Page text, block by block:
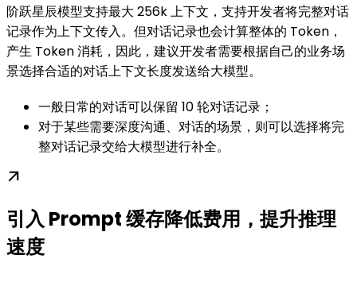
阶跃星辰模型支持最大 256k 上下文，支持开发者将完整对话
记录作为上下文传入。但对话记录也会计算整体的 Token，
产生 Token 消耗，因此，建议开发者需要根据自己的业务场
景选择合适的对话上下文长度发送给大模型。
一般日常的对话可以保留 10 轮对话记录；
对于某些需要深度沟通、对话的场景，则可以选择将完
整对话记录交给大模型进行补全。
引入 Prompt 缓存降低费用，提升推理
速度